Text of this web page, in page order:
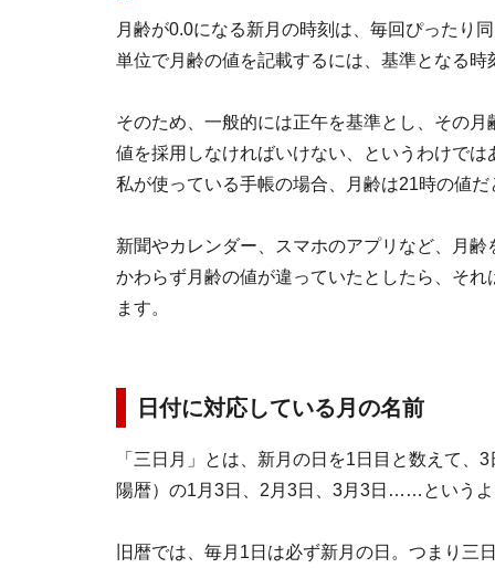
月齢が0.0になる新月の時刻は、毎回ぴったり
単位で月齢の値を記載するには、基準となる時
そのため、一般的には正午を基準とし、その
値を採用しなければいけない、というわけでは
私が使っている手帳の場合、月齢は21時の値だ
新聞やカレンダー、スマホのアプリなど、月
かわらず月齢の値が違っていたとしたら、そ
ます。
日付に対応している月の名前
「三日月」とは、新月の日を1日目と数えて
陽暦）の1月3日、2月3日、3月3日……というよ
旧暦では、毎月1日は必ず新月の日。つまり三